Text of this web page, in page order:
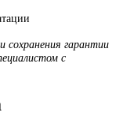
гарантии
с